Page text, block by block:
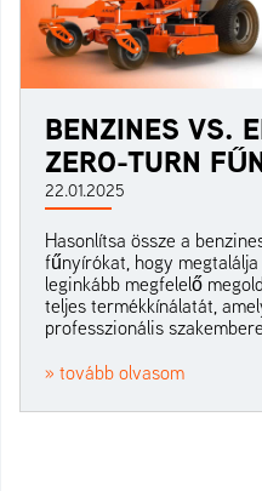
BENZINES VS.
ZERO-TURN
22.01.2025
Hasonlítsa össze a
fűnyírókat, hogy
leginkább megfelelő
teljes termékkínálatát,
professzionális
» tovább olvasom